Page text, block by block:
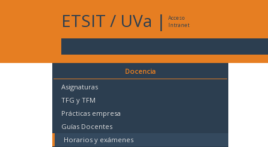
ETSIT / UVa |
Acceso
Intranet
Docencia
Asignaturas
TFG y TFM
Prácticas empresa
Guías Docentes
Horarios y exámenes